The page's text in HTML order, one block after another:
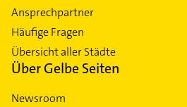
Ansprechpartner
Häufige Fragen
Übersicht aller Städte
Über Gelbe Seiten
Newsroom